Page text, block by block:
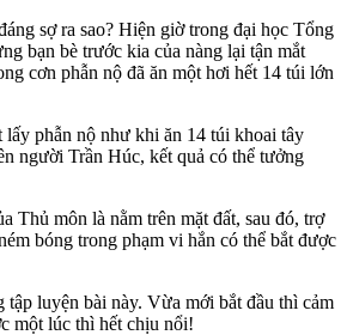
sợ ra sao? Hiện giờ trong đại học Tổng
bạn bè trước kia của nàng lại tận mắt
cơn phẫn nộ đã ăn một hơi hết 14 túi lớn
phẫn nộ như khi ăn 14 túi khoai tây
người Trần Húc, kết quả có thể tưởng
Thủ môn là nằm trên mặt đất, sau đó, trợ
bóng trong phạm vi hắn có thể bắt được
tập luyện bài này. Vừa mới bắt đầu thì cảm
một lúc thì hết chịu nổi!